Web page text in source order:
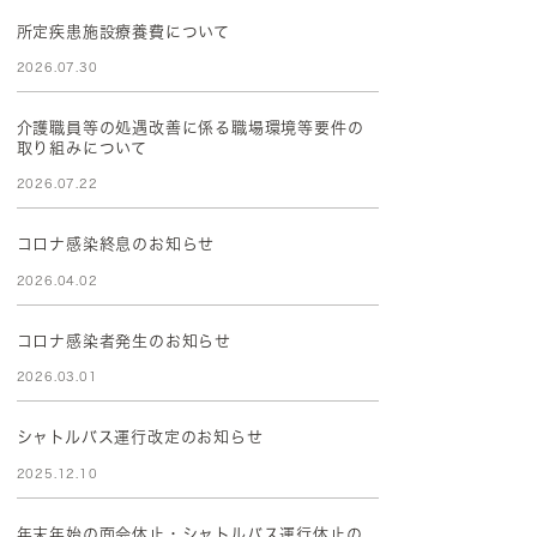
所定疾患施設療養費について
2026.07.30
介護職員等の処遇改善に係る職場環境等要件の
取り組みについて
2026.07.22
コロナ感染終息のお知らせ
2026.04.02
コロナ感染者発生のお知らせ
2026.03.01
シャトルバス運行改定のお知らせ
2025.12.10